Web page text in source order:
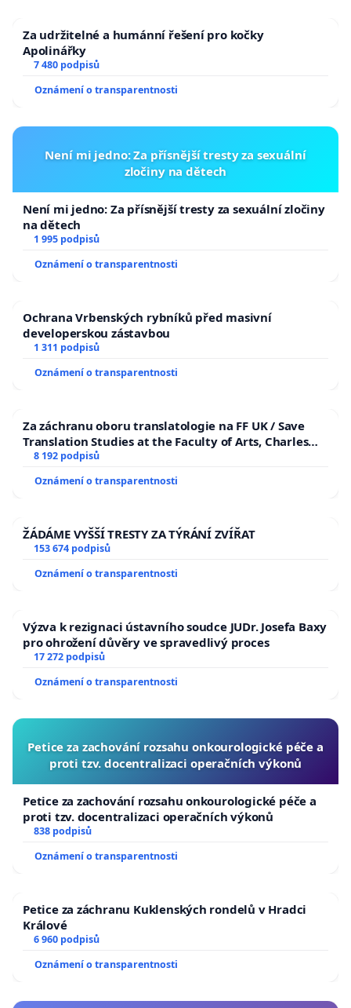
Za udržitelné a humánní řešení pro kočky
Apolinářky
7 480 podpisů
Oznámení o transparentnosti
Není mi jedno: Za přísnější tresty za sexuální
zločiny na dětech
Není mi jedno: Za přísnější tresty za sexuální zločiny
na dětech
1 995 podpisů
Oznámení o transparentnosti
Ochrana Vrbenských rybníků před masivní
developerskou zástavbou
1 311 podpisů
Oznámení o transparentnosti
Za záchranu oboru translatologie na FF UK / Save
Translation Studies at the Faculty of Arts, Charles
University
8 192 podpisů
Oznámení o transparentnosti
ŽÁDÁME VYŠŠÍ TRESTY ZA TÝRÁNÍ ZVÍŘAT
153 674 podpisů
Oznámení o transparentnosti
Výzva k rezignaci ústavního soudce JUDr. Josefa Baxy
pro ohrožení důvěry ve spravedlivý proces
17 272 podpisů
Oznámení o transparentnosti
Petice za zachování rozsahu onkourologické péče a
proti tzv. docentralizaci operačních výkonů
Petice za zachování rozsahu onkourologické péče a
proti tzv. docentralizaci operačních výkonů
838 podpisů
Oznámení o transparentnosti
Petice za záchranu Kuklenských rondelů v Hradci
Králové
6 960 podpisů
Oznámení o transparentnosti